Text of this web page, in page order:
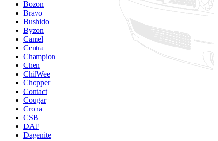
Bozon
Bravo
Bushido
Byzon
Camel
Centra
Champion
Chen
ChilWee
Chopper
Contact
Cougar
Crona
CSB
DAF
Dagenite